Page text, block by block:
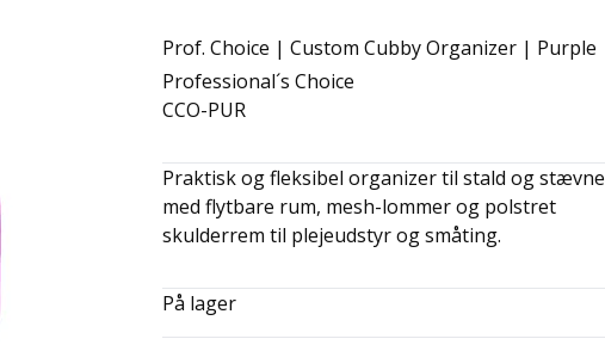
Prof. Choice | Custom Cubby Organizer | Purple
Professional´s Choice
CCO-PUR
Praktisk og fleksibel organizer til stald og stævne
med flytbare rum, mesh-lommer og polstret
skulderrem til plejeudstyr og småting.
På lager